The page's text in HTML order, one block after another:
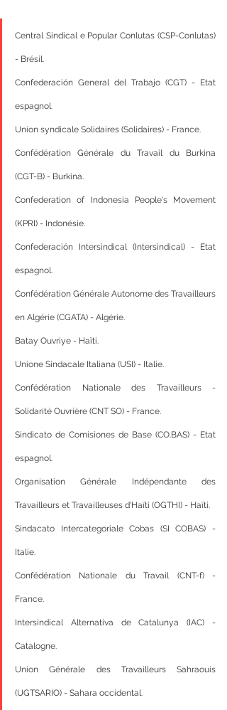
Central Sindical e Popular Conlutas (CSP-Conlutas)
- Brésil.
Confederación General del Trabajo (CGT) - Etat
espagnol.
Union syndicale Solidaires (Solidaires) - France.
Confédération Générale du Travail du Burkina
(CGT-B) - Burkina.
Confederation of Indonesia People's Movement
(KPRI) - Indonésie.
Confederación Intersindical (Intersindical) - Etat
espagnol.
Confédération Générale Autonome des Travailleurs
en Algérie (CGATA) - Algérie.
Batay Ouvriye - Haïti.
Unione Sindacale Italiana (USI) - Italie.
Confédération Nationale des Travailleurs -
Solidarité Ouvrière (CNT SO) - France.
Sindicato de Comisiones de Base (CO.BAS) - Etat
espagnol.
Organisation Générale Indépendante des
Travailleurs et Travailleuses d'Haïti (OGTHI) - Haïti.
Sindacato Intercategoriale Cobas (SI COBAS) -
Italie.
Confédération Nationale du Travail (CNT-f) -
France.
Intersindical Alternativa de Catalunya (IAC) -
Catalogne.
Union Générale des Travailleurs Sahraouis
(UGTSARIO) - Sahara occidental.